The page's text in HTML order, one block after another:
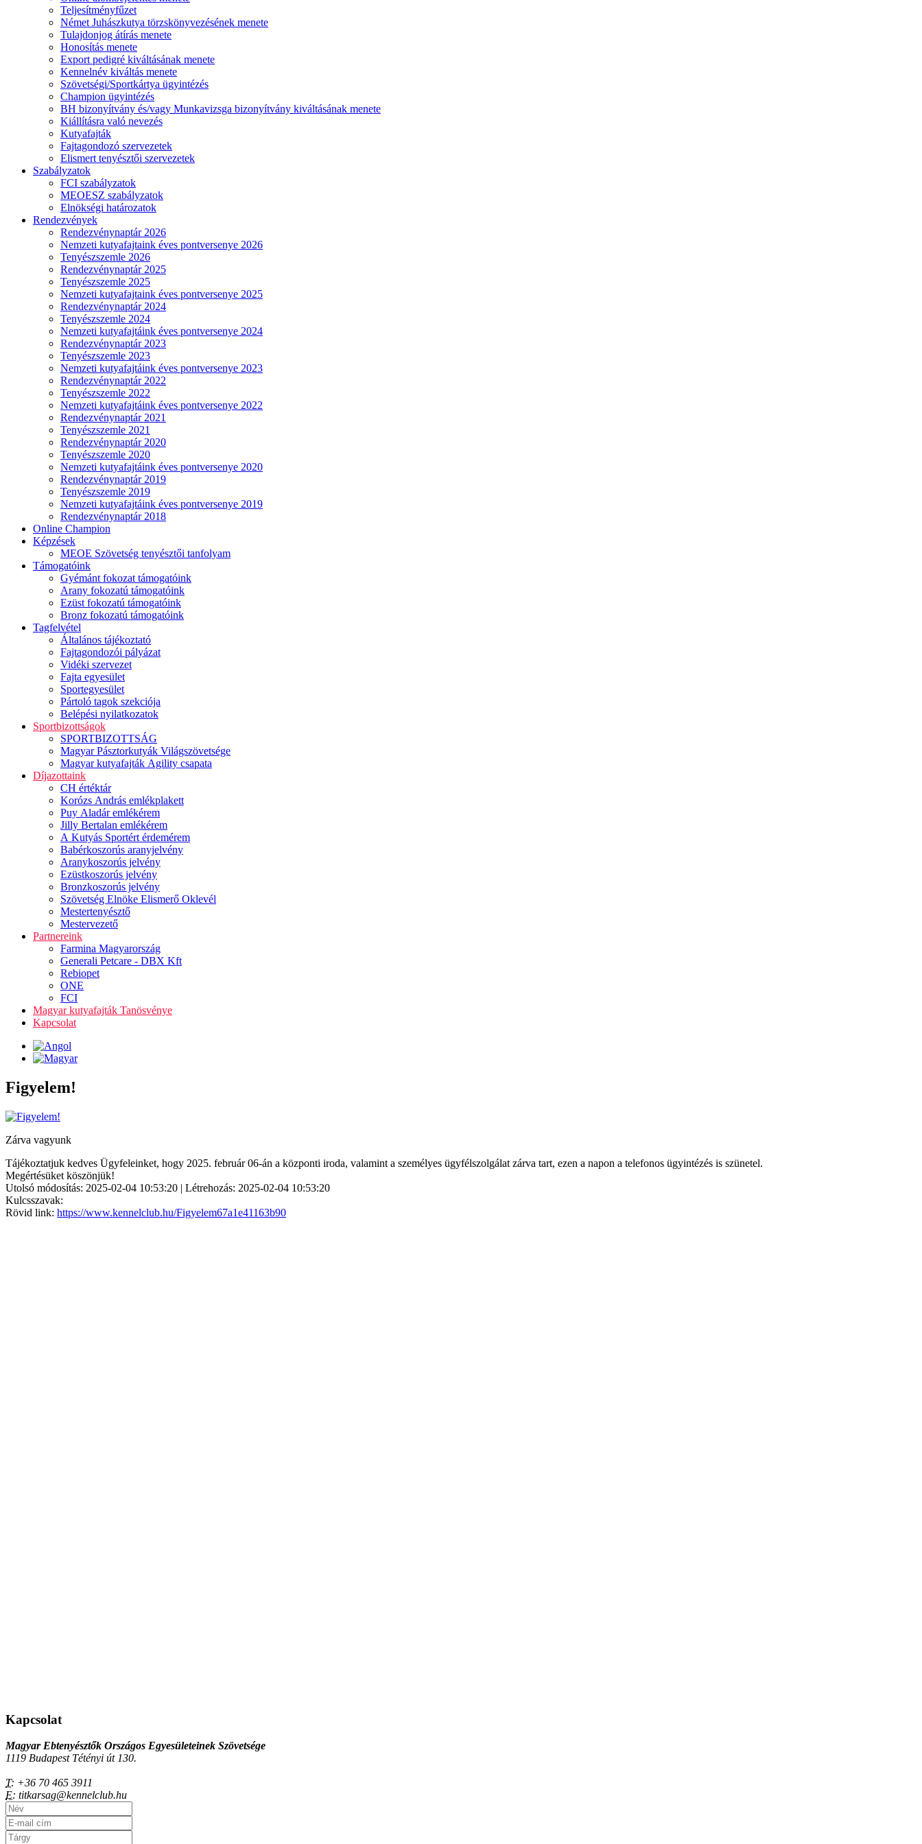
Teljesítményfűzet
Német Juhászkutya törzskönyvezésének menete
Tulajdonjog átírás menete
Honosítás menete
Export pedigré kiváltásának menete
Kennelnév kiváltás menete
Szövetségi/Sportkártya ügyintézés
Champion ügyintézés
BH bizonyítvány és/vagy Munkavizsga bizonyítvány kiváltásának menete
Kiállításra való nevezés
Kutyafajták
Fajtagondozó szervezetek
Elismert tenyésztői szervezetek
Szabályzatok
FCI szabályzatok
MEOESZ szabályzatok
Elnökségi határozatok
Rendezvények
Rendezvénynaptár 2026
Nemzeti kutyafajtaink éves pontversenye 2026
Tenyészszemle 2026
Rendezvénynaptár 2025
Tenyészszemle 2025
Nemzeti kutyafajtaink éves pontversenye 2025
Rendezvénynaptár 2024
Tenyészszemle 2024
Nemzeti kutyafajtáink éves pontversenye 2024
Rendezvénynaptár 2023
Tenyészszemle 2023
Nemzeti kutyafajtáink éves pontversenye 2023
Rendezvénynaptár 2022
Tenyészszemle 2022
Nemzeti kutyafajtáink éves pontversenye 2022
Rendezvénynaptár 2021
Tenyészszemle 2021
Rendezvénynaptár 2020
Tenyészszemle 2020
Nemzeti kutyafajtáink éves pontversenye 2020
Rendezvénynaptár 2019
Tenyészszemle 2019
Nemzeti kutyafajtáink éves pontversenye 2019
Rendezvénynaptár 2018
Online Champion
Képzések
MEOE Szövetség tenyésztői tanfolyam
Támogatóink
Gyémánt fokozat támogatóink
Arany fokozatú támogatóink
Ezüst fokozatú támogatóink
Bronz fokozatú támogatóink
Tagfelvétel
Általános tájékoztató
Fajtagondozói pályázat
Vidéki szervezet
Fajta egyesület
Sportegyesület
Pártoló tagok szekciója
Belépési nyilatkozatok
Sportbizottságok
SPORTBIZOTTSÁG
Magyar Pásztorkutyák Világszövetsége
Magyar kutyafajták Agility csapata
Díjazottaink
CH értéktár
Korózs András emlékplakett
Puy Aladár emlékérem
Jilly Bertalan emlékérem
A Kutyás Sportért érdemérem
Babérkoszorús aranyjelvény
Aranykoszorús jelvény
Ezüstkoszorús jelvény
Bronzkoszorús jelvény
Szövetség Elnöke Elismerő Oklevél
Mestertenyésztő
Mestervezető
Partnereink
Farmina Magyarország
Generali Petcare - DBX Kft
Rebiopet
ONE
FCI
Magyar kutyafajták Tanösvénye
Kapcsolat
Figyelem!
Zárva vagyunk
Tájékoztatjuk kedves Ügyfeleinket, hogy 2025. február 06-án a központi iroda, valamint a személyes ügyfélszolgálat zárva tart, ezen a napon a telefonos ügyintézés is szünetel.
Megértésüket köszönjük!
Utolsó módosítás: 2025-02-04 10:53:20 | Létrehozás: 2025-02-04 10:53:20
Kulcsszavak:
Rövid link: https://www.kennelclub.hu/Figyelem67a1e41163b90
Kapcsolat
Magyar Ebtenyésztők Országos Egyesületeinek Szövetsége
1119 Budapest Tétényi út 130.
T: +36 70 465 3911
E: titkarsag@kennelclub.hu